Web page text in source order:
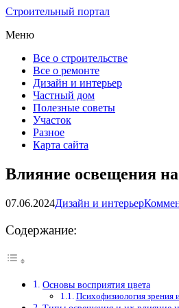
Строительный портал
Меню
Все о строительстве
Все о ремонте
Дизайн и интерьер
Частный дом
Полезные советы
Участок
Разное
Карта сайта
Влияние освещения
07.06.2024Дизайн и интерьер
Содержание:
Основы восприятия цвета
Психофизиология зрения